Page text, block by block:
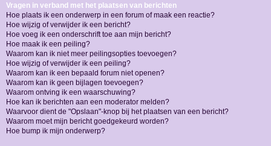
Vragen in verband met het plaatsen van berichten
Hoe plaats ik een onderwerp in een forum of maak een reactie?
Hoe wijzig of verwijder ik een bericht?
Hoe voeg ik een onderschrift toe aan mijn bericht?
Hoe maak ik een peiling?
Waarom kan ik niet meer peilingsopties toevoegen?
Hoe wijzig of verwijder ik een peiling?
Waarom kan ik een bepaald forum niet openen?
Waarom kan ik geen bijlagen toevoegen?
Waarom ontving ik een waarschuwing?
Hoe kan ik berichten aan een moderator melden?
Waarvoor dient de "Opslaan"-knop bij het plaatsen van een bericht?
Waarom moet mijn bericht goedgekeurd worden?
Hoe bump ik mijn onderwerp?